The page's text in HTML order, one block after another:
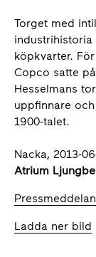
Torget med
köpkvarter.
Copco satte
Hesselmans
uppfinnare
1900-talet.
Nacka, 2013-
Atrium
Ladda ner bild